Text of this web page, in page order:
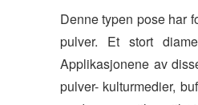
Denne typen pose har
pulver. Et stort
Applikasjonene av
pulver- kulturmedier,